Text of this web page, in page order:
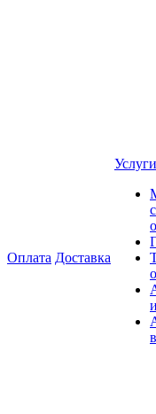
Оплата Доставка
Услуги